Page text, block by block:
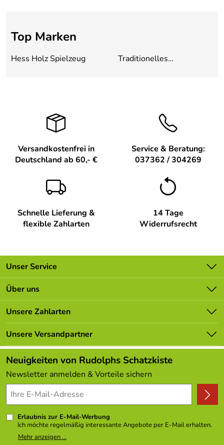
Top Marken
Hess Holz Spielzeug
Traditionelles
Versandkostenfrei in
Deutschland ab 60,- €
Service & Beratung:
037362 / 304269
Schnelle Lieferung &
flexible Zahlarten
14 Tage
Widerrufsrecht
Unser Service
Kontakt
Batterieverordnung
Newsletter
Lieferbedingungen
Kundenlogin
Über uns
Unsere Bestseller
Marken
Neu
Angebote
Kundenbewertungen (308)
4,9/5*****
Unsere Zahlarten
Unsere Versandpartner
Neuigkeiten von Rudolphs Schatzkiste
Newsletter anmelden & Vorteile sichern
Erlaubnis zur E-Mail-Werbung
Ich möchte regelmäßig interessante Angebote per E-Mail erhalten.
Meine E-Mail-Adresse wird nicht an andere Unternehmen
weitergegeben. Zu statistischen Zwecken wird in anonymer Form
Mehr anzeigen ...